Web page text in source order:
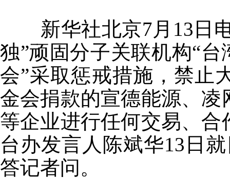
新华社北京7月13日电
独”顽固分子关联机构“
会”采取惩戒措施，禁止
金会捐款的宣德能源、
等企业进行任何交易、
台办发言人陈斌华13日
答记者问。